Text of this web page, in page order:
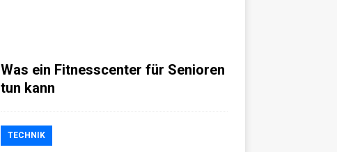
Was ein Fitnesscenter für Senioren
tun kann
TECHNIK